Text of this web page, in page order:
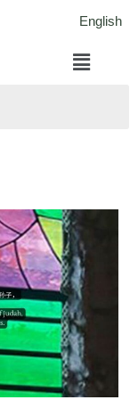
English
菜
单